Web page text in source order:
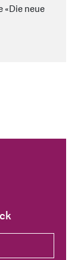
«Die neue